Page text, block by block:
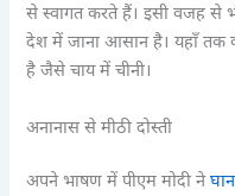
से स्वागत करते हैं। इसी वजह से
देश में जाना आसान है। यहाँ तक
है जैसे चाय में चीनी।
अनानास से मीठी दोस्ती
अपने भाषण में पीएम मोदी ने